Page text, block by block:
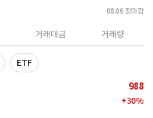
08.06 장마감
거래대금 거래량
ETF
988
+30%